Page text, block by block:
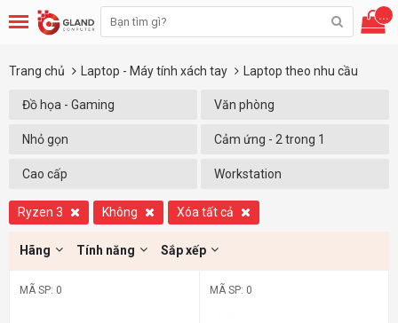
...
Trang chủ Laptop - Máy tính xách tay Laptop theo nhu cầu
Đồ họa - Gaming Văn phòng
Nhỏ gọn Cảm ứng - 2 trong 1
Cao cấp Workstation
Ryzen 3 Không Xóa tất cả
Hãng Tính năng Sắp xếp
MÃ SP: 0 MÃ SP: 0